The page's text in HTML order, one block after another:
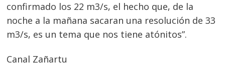
confirmado los 22 m3/s, el hecho que, de la
noche a la mañana sacaran una resolución de 33
m3/s, es un tema que nos tiene atónitos”.
Canal Zañartu